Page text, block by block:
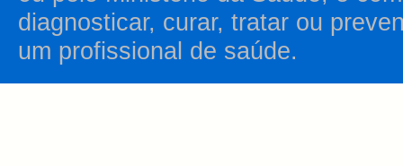
diagnosticar, curar, tratar ou
um profissional de saúde.